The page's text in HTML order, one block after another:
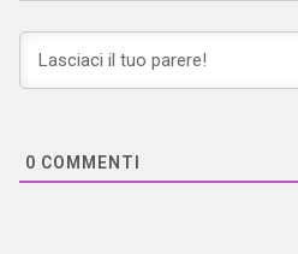
0 COMMENTI